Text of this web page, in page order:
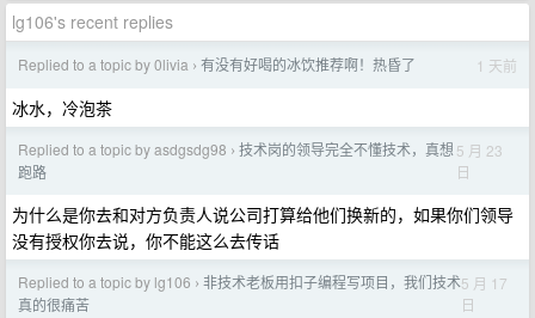
lg106's recent replies
Replied to a topic by 0livia › 有没有好喝的冰饮推荐啊！热昏了 1 天前
冰水，冷泡茶
Replied to a topic by asdgsdg98 › 技术岗的领导完全不懂技术，真想
跑路
5 月 23
日
为什么是你去和对方负责人说公司打算给他们换新的，如果你们领导
没有授权你去说，你不能这么去传话
Replied to a topic by lg106 › 非技术老板用扣子编程写项目，我们技术
真的很痛苦
5 月 17
日